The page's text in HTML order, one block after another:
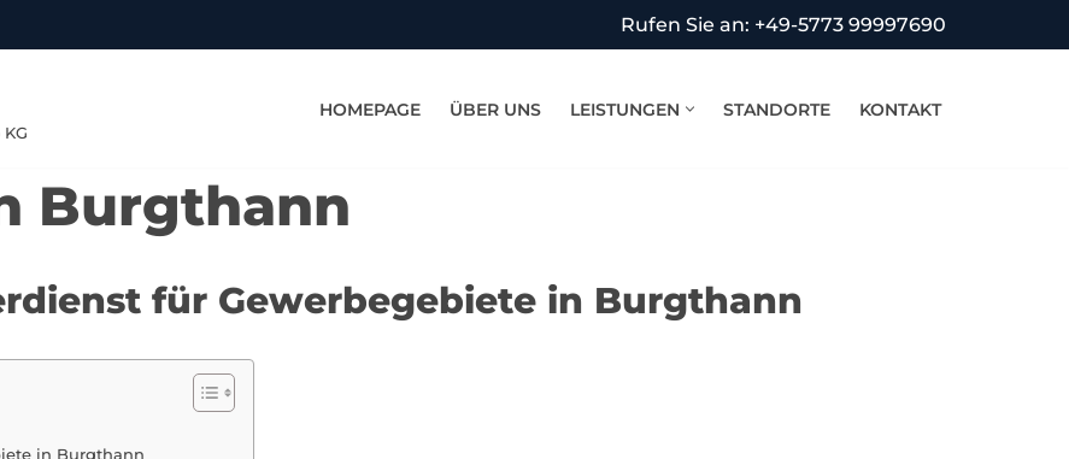
Rufen Sie an: +49-5773 99997690
HOMEPAGE ÜBER UNS LEISTUNGEN STANDORTE KONTAKT
Burgthann
für Gewerbegebiete in Burgthann
in Burgthann